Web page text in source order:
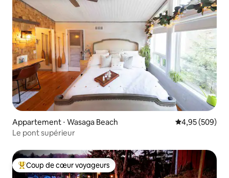
Appartement ⋅ Wasaga Beach Évaluation
4,95 (509)
Le pont supérieur
Coups de cœur voyageurs les plus appréciés
Coup de cœur voyageurs